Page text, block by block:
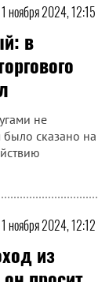
1 ноября 2024, 12:15
в
не
сказано на
1 ноября 2024, 12:12
из